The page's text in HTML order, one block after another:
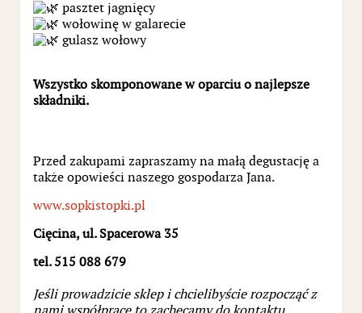
pasztet jagnięcy
wołowinę w galarecie
gulasz wołowy
Wszystko skomponowane w oparciu o najlepsze
składniki.
Przed zakupami zapraszamy na małą degustację a
także opowieści naszego gospodarza Jana.
www.sopkistopki.pl
Cięcina, ul. Spacerowa 35
tel. 515 088 679
Jeśli prowadzicie sklep i chcielibyście rozpocząć z